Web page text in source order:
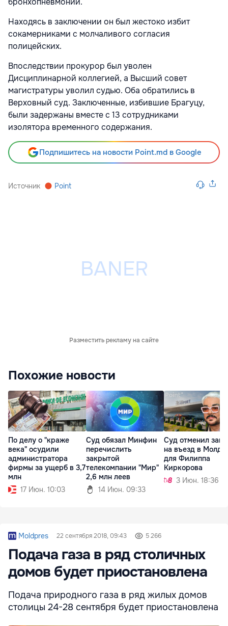
Находясь в заключении он был жестоко избит
сокамерниками с молчаливого согласия
полицейских.
Впоследствии прокурор был уволен
Дисциплинарной коллегией, а Высший совет
магистратуры уволил судью. Оба обратились в
Верховный суд. Заключенные, избившие Брагуцу,
были задержаны вместе с 13 сотрудниками
изолятора временного содержания.
Подпишитесь на новости Point.md в Google
Источник Point
Разместить рекламу на сайте
Похожие новости
По делу о "краже
века" осудили
администратора
фирмы за ущерб в 3,7
млн
17 Июн. 10:03
Суд обязал Минфин
перечислить
закрытой
телекомпании "Мир"
2,6 млн леев
14 Июн. 09:33
Суд отменил
на въезд в
для Филиппа
Киркорова
3 Июн. 18:36
Moldpres 22 сентября 2018, 09:43 5 266
Подача газа в ряд столичных
домов будет приостановлена
Подача природного газа в ряд жилых домов
столицы 24-28 сентября будет приостановлена